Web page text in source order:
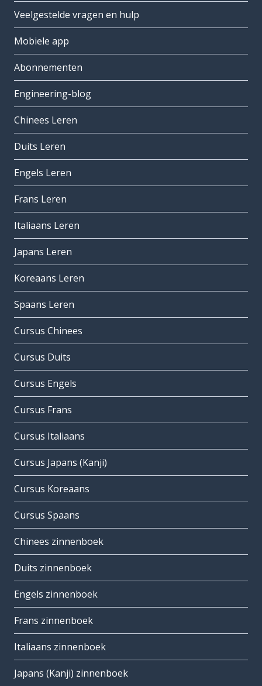
Veelgestelde vragen en hulp
Mobiele app
Abonnementen
Engineering-blog
Chinees Leren
Duits Leren
Engels Leren
Frans Leren
Italiaans Leren
Japans Leren
Koreaans Leren
Spaans Leren
Cursus Chinees
Cursus Duits
Cursus Engels
Cursus Frans
Cursus Italiaans
Cursus Japans (Kanji)
Cursus Koreaans
Cursus Spaans
Chinees zinnenboek
Duits zinnenboek
Engels zinnenboek
Frans zinnenboek
Italiaans zinnenboek
Japans (Kanji) zinnenboek